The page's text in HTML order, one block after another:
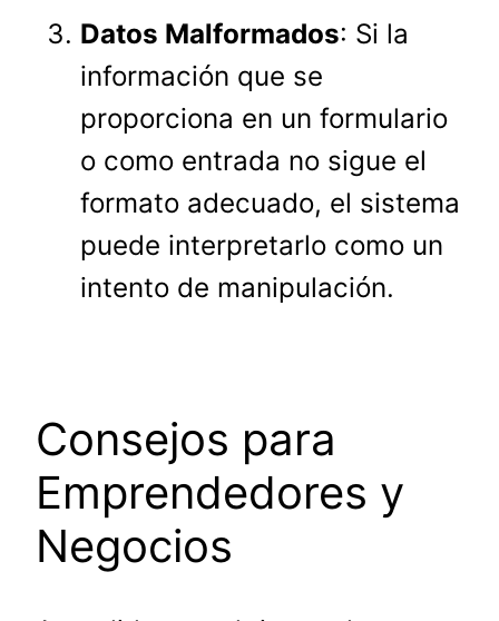
Datos Malformados: Si la
información que se
proporciona en un formulario
o como entrada no sigue el
formato adecuado, el sistema
puede interpretarlo como un
intento de manipulación.
Consejos para
Emprendedores y
Negocios